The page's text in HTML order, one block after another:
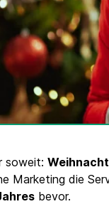
soweit:
Marketing die
bevor.